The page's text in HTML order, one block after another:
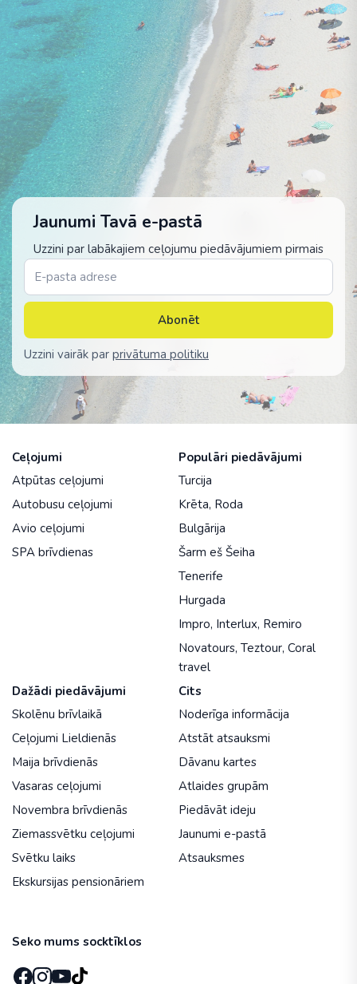
Jaunumi Tavā e-pastā
Uzzini par labākajiem ceļojumu piedāvājumiem pirmais
Abonēt
Uzzini vairāk par privātuma politiku
Ceļojumi
Atpūtas ceļojumi
Autobusu ceļojumi
Avio ceļojumi
SPA brīvdienas
Populāri piedāvājumi
Turcija
Krēta, Roda
Bulgārija
Šarm eš Šeiha
Tenerife
Hurgada
Impro, Interlux, Remiro
Novatours, Teztour, Coral
travel
Dažādi piedāvājumi
Skolēnu brīvlaikā
Ceļojumi Lieldienās
Maija brīvdienās
Vasaras ceļojumi
Novembra brīvdienās
Ziemassvētku ceļojumi
Svētku laiks
Ekskursijas pensionāriem
Cits
Noderīga informācija
Atstāt atsauksmi
Dāvanu kartes
Atlaides grupām
Piedāvāt ideju
Jaunumi e-pastā
Atsauksmes
Seko mums socktīklos